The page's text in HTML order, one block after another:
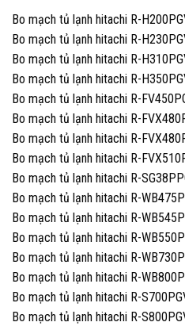
Bo mạch tủ lạnh hitachi R-
Bo mạch tủ lạnh hitachi R-
Bo mạch tủ lạnh hitachi R-
Bo mạch tủ lạnh hitachi R-
Bo mạch tủ lạnh hitachi R-
Bo mạch tủ lạnh hitachi R-
Bo mạch tủ lạnh hitachi R-
Bo mạch tủ lạnh hitachi R-
Bo mạch tủ lạnh hitachi R-
Bo mạch tủ lạnh hitachi R-
Bo mạch tủ lạnh hitachi R-
Bo mạch tủ lạnh hitachi R-
Bo mạch tủ lạnh hitachi R-
Bo mạch tủ lạnh hitachi R-
Bo mạch tủ lạnh hitachi R-
Bo mạch tủ lạnh hitachi R-